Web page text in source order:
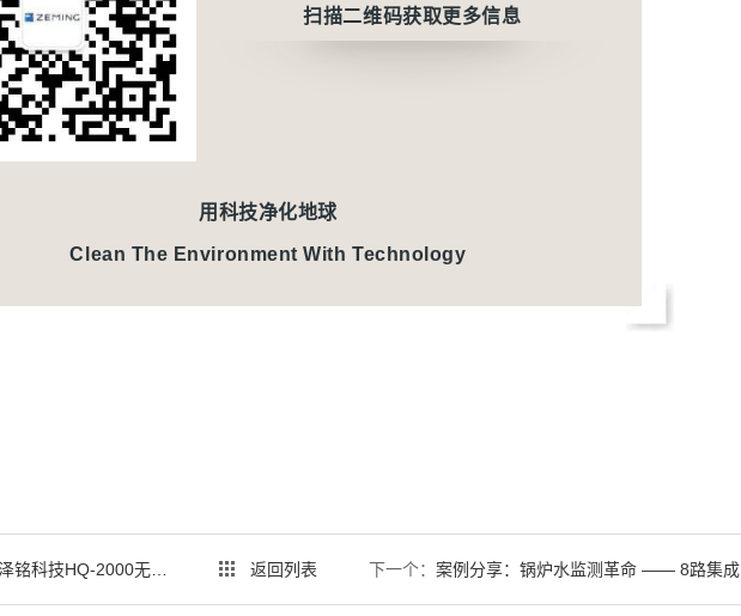
扫描二维码获取更多信息
用科技净化地球
Clean The Environment With Technology
无人船开启自动巡测新纪元 返回列表 下一个： 案例分享：锅炉水监测革命 —— 8路集成系统24参数全掌控，成本直降60%！